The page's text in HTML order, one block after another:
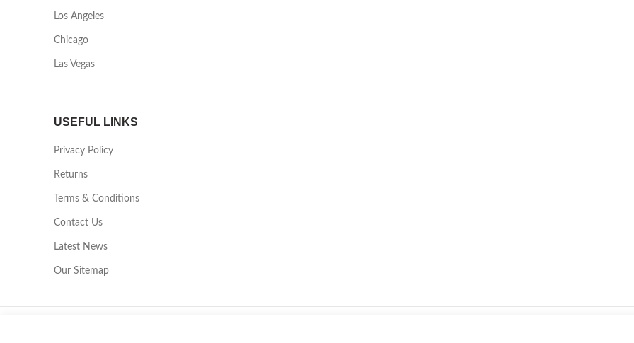
Los Angeles
Chicago
Las Vegas
USEFUL LINKS
Privacy Policy
Returns
Terms & Conditions
Contact Us
Latest News
Our Sitemap